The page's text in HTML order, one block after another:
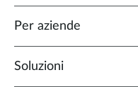
Per aziende
Soluzioni